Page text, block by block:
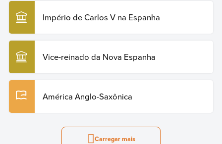
Império de Carlos V na Espanha
Vice-reinado da Nova Espanha
América Anglo-Saxônica
Carregar mais